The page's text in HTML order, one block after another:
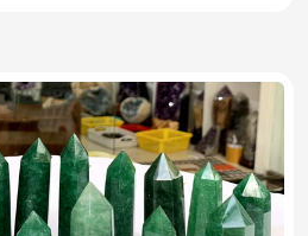
xanh là gì?
Aventurine, là loại đá quý
Mẫu đã được sử dụng từ hơn >
ta đã tìm thấy các dụng cụ
xanh này ở thung lũng Omo